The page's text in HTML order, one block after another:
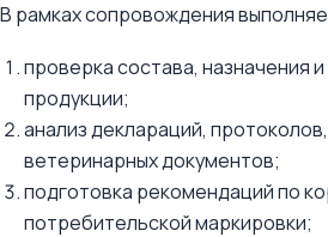
В рамках сопровождения
проверка состава, назначения
продукции;
анализ деклараций,
ветеринарных документов;
подготовка рекомендаций по
потребительской маркировки;